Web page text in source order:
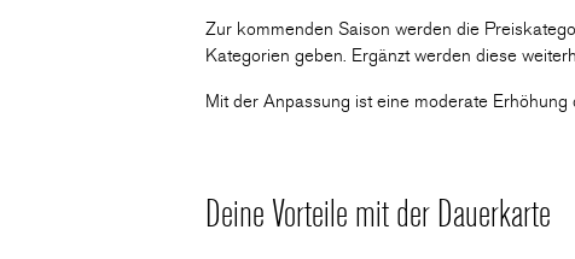
Zur kommenden Saison werden die
Kategorien geben. Ergänzt werden diese
Mit der Anpassung ist eine moderate
Deine Vorteile mit der Dauerkarte